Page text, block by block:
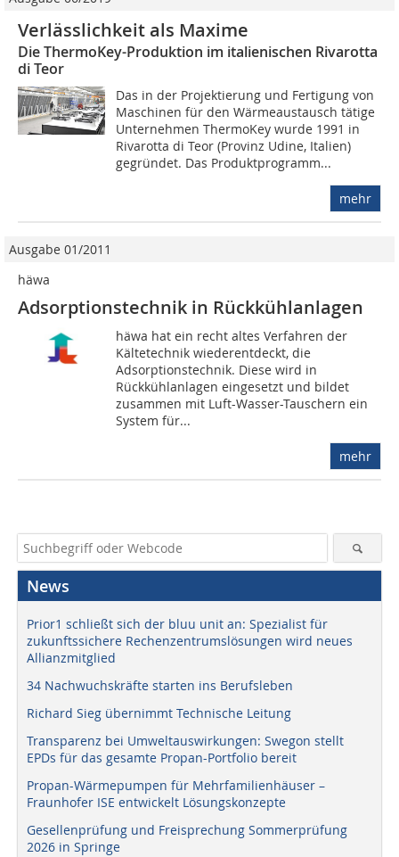
Verlässlichkeit als Maxime
Die ThermoKey-Produktion im italienischen Rivarotta
di Teor
Das in der Projektierung und Fertigung von
Maschinen für den Wärmeaustausch tätige
Unternehmen ThermoKey wurde 1991 in
Rivarotta di Teor (Provinz Udine, Italien)
gegründet. Das Produktprogramm...
mehr
Ausgabe 01/2011
häwa
Adsorptionstechnik in Rückkühlanlagen
häwa hat ein recht altes Verfahren der
Kältetechnik wiederentdeckt, die
Adsorptionstechnik. Diese wird in
Rückkühlanlagen eingesetzt und bildet
zusammen mit Luft-Wasser-Tauschern ein
System für...
mehr
News
Prior1 schließt sich der bluu unit an: Spezialist für
zukunftssichere Rechenzentrumslösungen wird neues
Allianzmitglied
34 Nachwuchskräfte starten ins Berufsleben
Richard Sieg übernimmt Technische Leitung
Transparenz bei Umweltauswirkungen: Swegon stellt
EPDs für das gesamte Propan-Portfolio bereit
Propan-Wärmepumpen für Mehrfamilienhäuser –
Fraunhofer ISE entwickelt Lösungskonzepte
Gesellenprüfung und Freisprechung Sommerprüfung
2026 in Springe